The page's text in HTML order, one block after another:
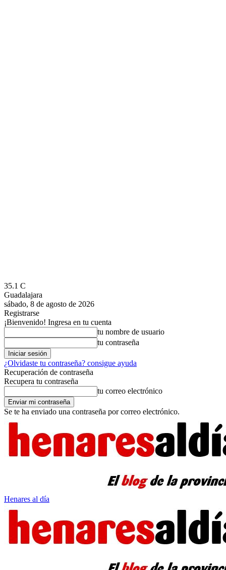
35.1 C
Guadalajara
sábado, 8 de agosto de 2026
Registrarse
¡Bienvenido! Ingresa en tu cuenta
tu nombre de usuario
tu contraseña
¿Olvidaste tu contraseña? consigue ayuda
Recuperación de contraseña
Recupera tu contraseña
tu correo electrónico
Se te ha enviado una contraseña por correo electrónico.
Henares al día